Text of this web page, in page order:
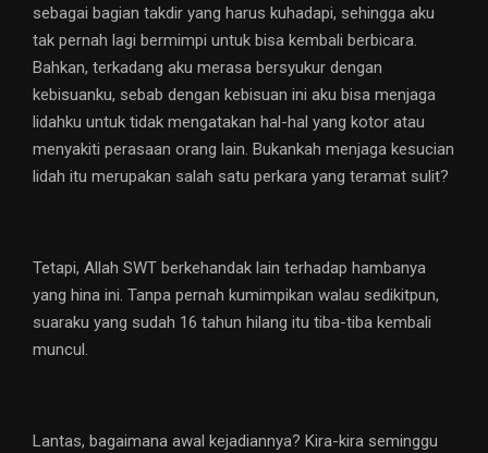
sebagai bagian takdir yang harus kuhadapi, sehingga aku
tak pernah lagi bermimpi untuk bisa kembali berbicara.
Bahkan, terkadang aku merasa bersyukur dengan
kebisuanku, sebab dengan kebisuan ini aku bisa menjaga
lidahku untuk tidak mengatakan hal-hal yang kotor atau
menyakiti perasaan orang lain. Bukankah menjaga kesucian
lidah itu merupakan salah satu perkara yang teramat sulit?
Tetapi, Allah SWT berkehandak lain terhadap hambanya
yang hina ini. Tanpa pernah kumimpikan walau sedikitpun,
suaraku yang sudah 16 tahun hilang itu tiba-tiba kembali
muncul.
Lantas, bagaimana awal kejadiannya? Kira-kira seminggu